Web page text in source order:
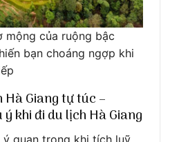
mộng của ruộng bậc
bạn choáng ngợp khi
Giang tự túc –
khi đi du lịch Hà Giang
quan trọng khi tích luỹ